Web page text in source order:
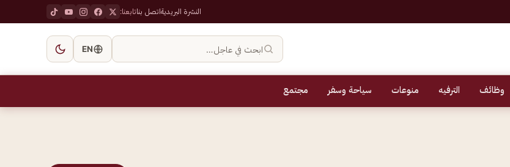
النشرة البريديةاتصل بناتابعنا:
ابحث في عاجل… EN
وظائف الترفيه منوعات سياحة وسفر مجتمع